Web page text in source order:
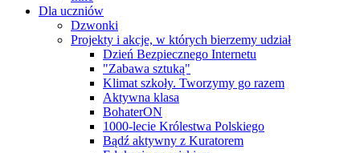
Dla uczniów
Dzwonki
Projekty i akcje, w których bierzemy udział
Dzień Bezpiecznego Internetu
"Zabawa sztuką"
Klimat szkoły. Tworzymy go razem
Aktywna klasa
BohaterON
1000-lecie Królestwa Polskiego
Bądź aktywny z Kuratorem